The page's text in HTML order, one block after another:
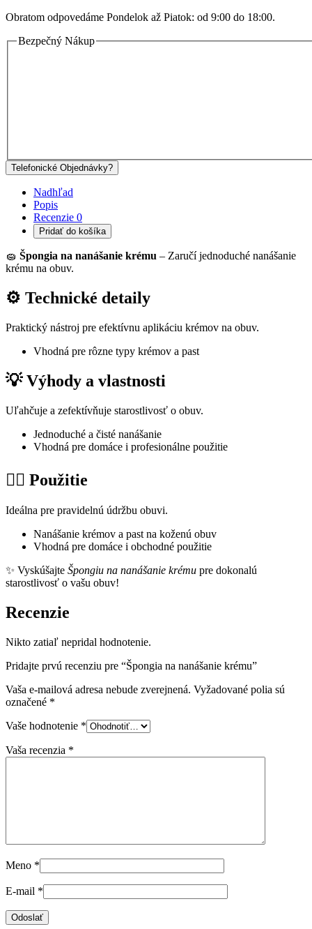
Obratom odpovedáme Pondelok až Piatok: od 9:00 do 18:00.
Bezpečný Nákup
Telefonické Objednávky?
Nadhľad
Popis
Recenzie 0
Pridať do košíka
🧽 Špongia na nanášanie krému – Zaručí jednoduché nanášanie
krému na obuv.
⚙ Technické detaily
Praktický nástroj pre efektívnu aplikáciu krémov na obuv.
Vhodná pre rôzne typy krémov a past
💡 Výhody a vlastnosti
Uľahčuje a zefektívňuje starostlivosť o obuv.
Jednoduché a čisté nanášanie
Vhodná pre domáce i profesionálne použitie
🏃‍♂ Použitie
Ideálna pre pravidelnú údržbu obuvi.
Nanášanie krémov a past na koženú obuv
Vhodná pre domáce i obchodné použitie
✨ Vyskúšajte Špongiu na nanášanie krému pre dokonalú
starostlivosť o vašu obuv!
Recenzie
Nikto zatiaľ nepridal hodnotenie.
Pridajte prvú recenziu pre “Špongia na nanášanie krému”
Vaša e-mailová adresa nebude zverejnená. Vyžadované polia sú
označené *
Vaše hodnotenie *
Vaša recenzia *
Meno *
E-mail *